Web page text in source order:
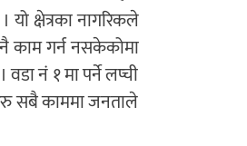
क्षेत्रका नागरिकले
काम गर्न नसकेकोमा
नं १ मा पर्ने लप्ची
सबै काममा जनताले